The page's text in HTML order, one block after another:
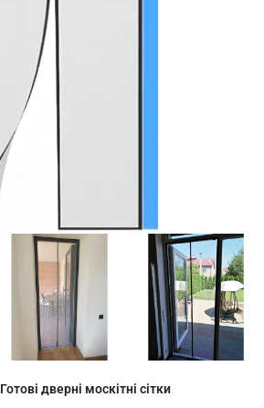
Готові дверні москітні сітки